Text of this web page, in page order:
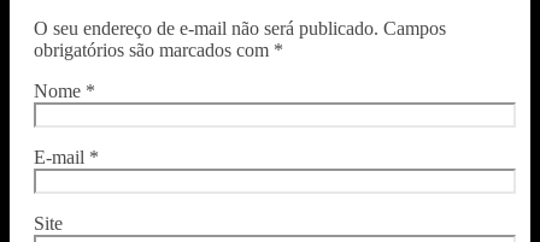
O seu endereço de e-mail não será publicado. Campos
obrigatórios são marcados com *
Nome *
E-mail *
Site